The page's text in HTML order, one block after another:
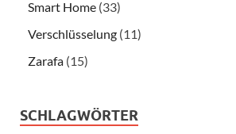
Smart Home (33)
Verschlüsselung (11)
Zarafa (15)
SCHLAGWÖRTER